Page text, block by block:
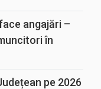
angajări –
în
pe 2026